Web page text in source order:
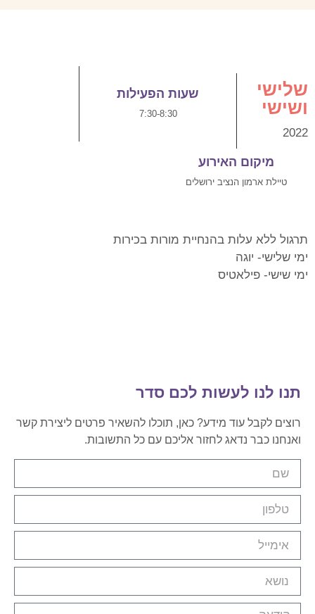
שלישי
ושישי
2022
שעות הפעילות
7:30-8:30
מיקום האירוע
טיילת ארמון הנציב ירושלים
תרגול ללא עלות בהנחיית מורות בכירות
ימי שלישי- יוגה
ימי שישי- פילאטיס
תנו לנו לעשות לכם סדר
רוצים לקבל עוד מידע? כאן, תוכלו להשאיר פרטים ליצירת קשר
ואנחנו כבר נדאג לחזור אליכם עם כל התשובות.